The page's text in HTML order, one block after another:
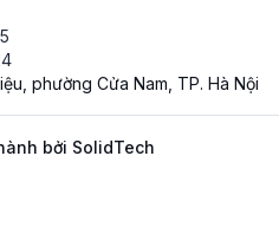
phường Cửa Nam, TP. Hà Nội
bởi SolidTech